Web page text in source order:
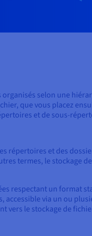
selon une
que vous placez
et de sous-
répertoires et des
termes, le stockage
respectant un format
accessible via un ou
vers le stockage de